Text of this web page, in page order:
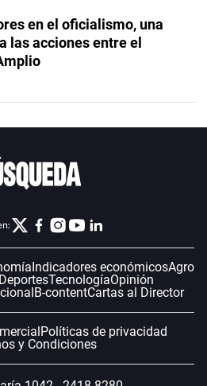
en el oficialismo, una
las acciones entre el
Indicadores económicosAgro
DeportesTecnologíaOpinión
B-contentCartas al Director
Políticas de privacidad
y Condiciones